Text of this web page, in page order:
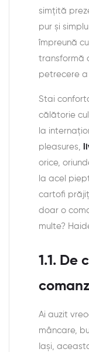
simțită
pur și
împreună
transformă
petrecere
Stai
călătorie
la
pleasures,
orice,
la acel
cartofi
doar o
multe?
1.1. De
Ai auzit
mâncare,
Iași,